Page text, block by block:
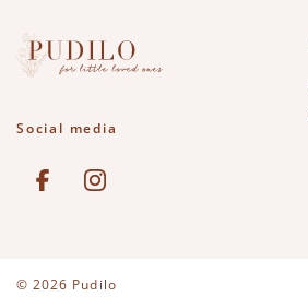
Social media
See our FacebookBekijk onze Instagram pagina
© 2026 Pudilo